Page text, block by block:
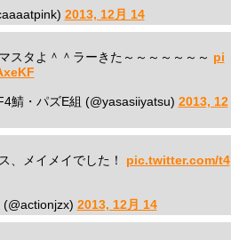
2013, 12月 14
スタよ＾＾ラーきた～～～～～～～ pi
鯖・パズE組 (@yasasiiyatsu) 2013, 12
、メイメイでした！ pic.twitter.com/t4
2013, 12月 14